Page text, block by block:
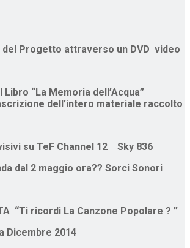
del Progetto attraverso un DVD video
“La Memoria dell’Acqua”
dell’intero materiale raccolto
su TeF Channel 12 Sky 836
dal 2 maggio ora?? Sorci Sonori
“Ti ricordi La Canzone Popolare ? ”
Dicembre 2014